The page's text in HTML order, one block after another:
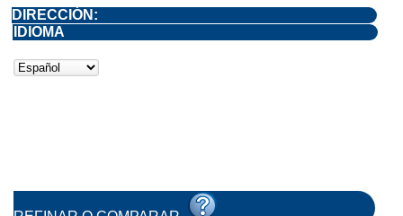
DIRECCIÓN:
IDIOMA